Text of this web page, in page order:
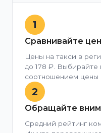
1
Сравнивайте
Цены на такси в
до 178 ₽. Выбирайте
соотношением цены
2
Обращайте
Средний рейтинг